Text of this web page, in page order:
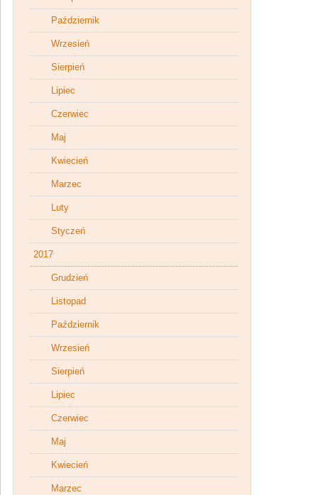
Październik
Wrzesień
Sierpień
Lipiec
Czerwiec
Maj
Kwiecień
Marzec
Luty
Styczeń
2017
Grudzień
Listopad
Październik
Wrzesień
Sierpień
Lipiec
Czerwiec
Maj
Kwiecień
Marzec